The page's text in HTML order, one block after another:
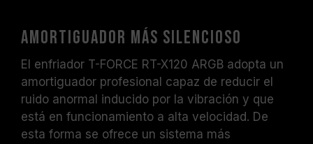
Amortiguador más silencioso
El enfriador T-FORCE RT-X120 ARGB adopta un
amortiguador profesional capaz de reducir el
ruido anormal inducido por la vibración y que
está en funcionamiento a alta velocidad. De
esta forma se ofrece un sistema más